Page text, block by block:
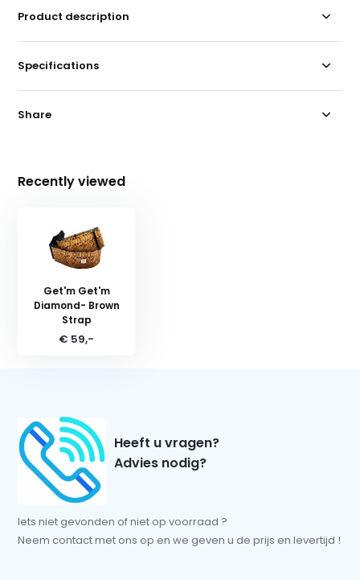
Product description
Specifications
Share
Recently viewed
Get'm Get'm
Diamond- Brown
Strap
€ 59,-
Heeft u vragen?
Advies nodig?
Iets niet gevonden of niet op voorraad ?
Neem contact met ons op en we geven u de prijs en levertijd !